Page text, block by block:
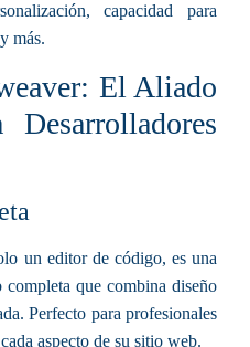
capacidad para
más.
El Aliado
un editor de código, es una
que combina diseño
Perfecto para profesionales
aspecto de su sitio web.